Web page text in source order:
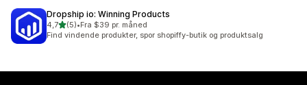
Dropship io: Winning Products
4,7ud af 5 stjerner
(5)
5 anmeldelser i alt
•Fra $39 pr. måned
Find vindende produkter, spor shopiffy-butik og produktsalg